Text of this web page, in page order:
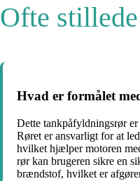
Ofte
Hvad er formålet
Dette tankpåfyldningsrør
Røret er ansvarligt for at
hvilket hjælper motoren
rør kan brugeren sikre en
brændstof, hvilket er